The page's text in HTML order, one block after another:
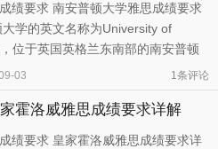
绩要求 南安普顿大学雅思成绩要求
学的英文名称为University of
位于英国英格兰东南部的南安普顿
以追溯到1862年成立的哈特利学
加入伦敦大学，之后于1952年正式
父蒂姆·伯纳斯·李，诺贝尔经济学奖
03 1条评论
霍洛威雅思成绩要求详解
绩要求 皇家霍洛威雅思成绩要求详